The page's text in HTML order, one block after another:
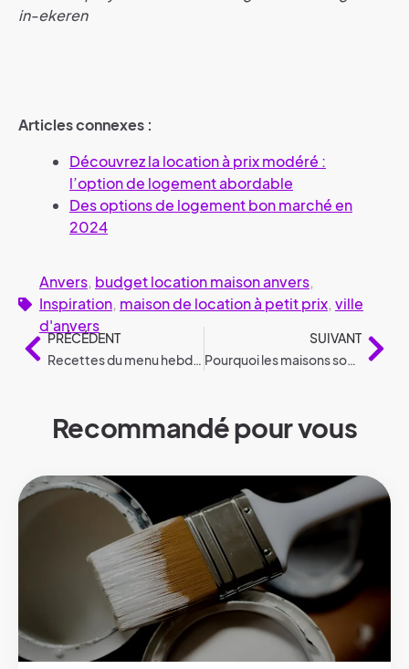
in-ekeren
Articles connexes :
Découvrez la location à prix modéré :
l’option de logement abordable
Des options de logement bon marché en
2024
Anvers, budget location maison anvers,
Inspiration, maison de location à petit prix, ville
d'anvers
PRÉCÉDENT
Recettes du menu hebdomadaire de Kot student #1
SUIVANT
Pourquoi les maisons sont-elles si chères aux Pays-Bas ?
Recommandé pour vous